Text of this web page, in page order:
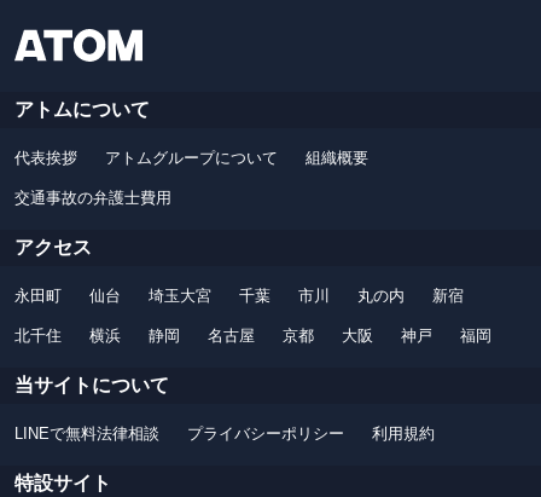
アトムについて
代表挨拶 アトムグループについて 組織概要
交通事故の弁護士費用
アクセス
永田町 仙台 埼玉大宮 千葉 市川 丸の内 新宿
北千住 横浜 静岡 名古屋 京都 大阪 神戸 福岡
当サイトについて
LINEで無料法律相談 プライバシーポリシー 利用規約
特設サイト